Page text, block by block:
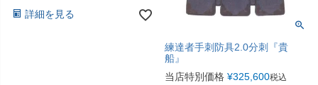
詳細を見る
練達者手刺防具2.0分刺『貴
船』
当店特別価格 ¥325,600税込